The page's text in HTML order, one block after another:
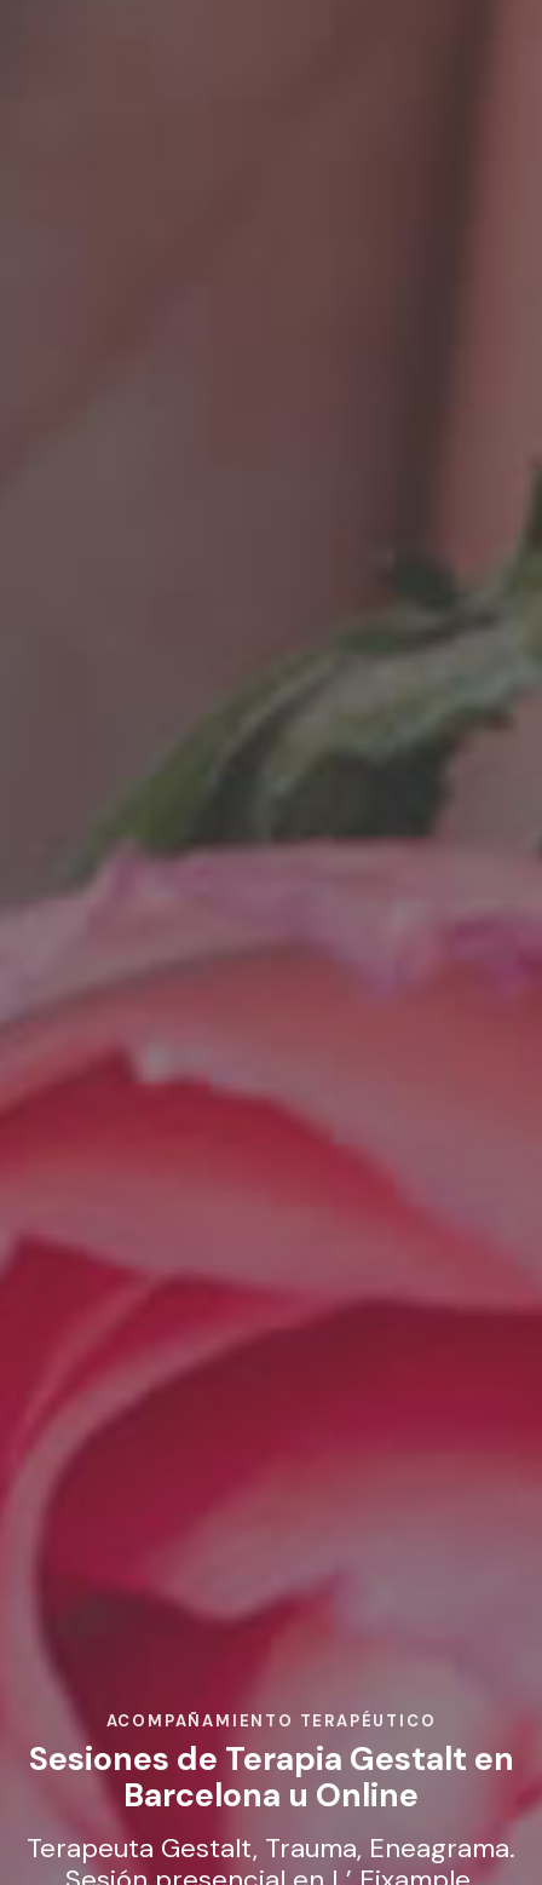
ACOMPAÑAMIENTO TERAPÉUTICO
Sesiones de Terapia Gestalt en
Barcelona u Online
Terapeuta Gestalt, Trauma, Eneagrama.